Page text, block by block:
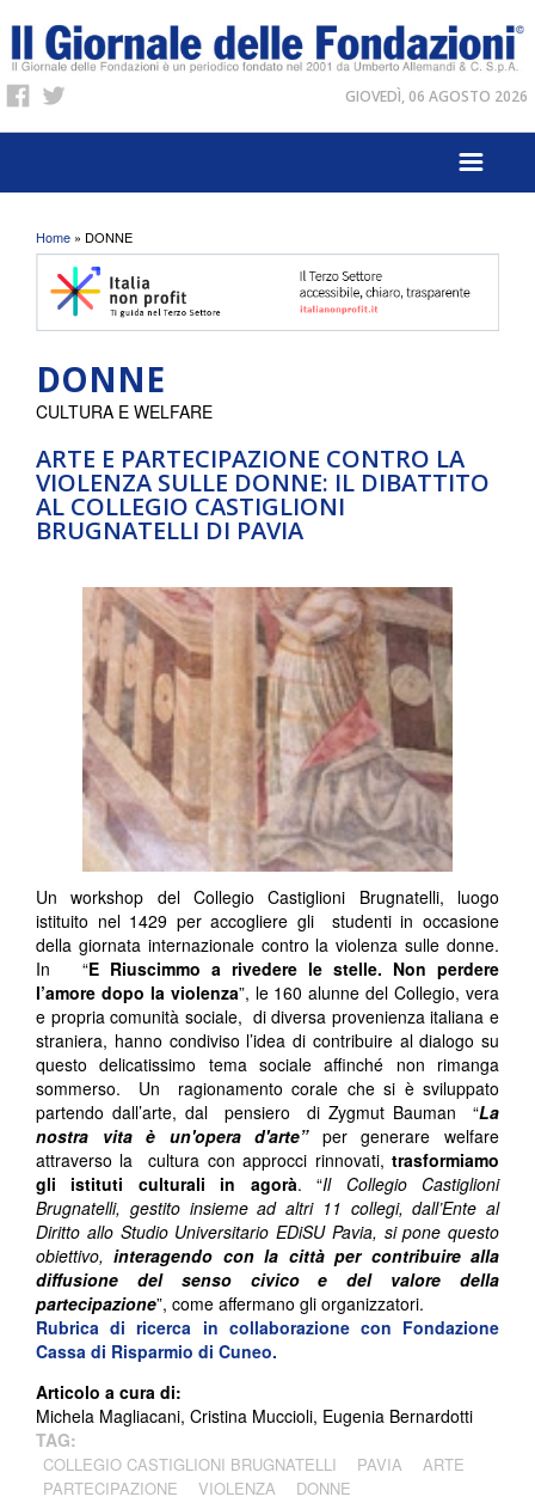
GIOVEDÌ, 06 AGOSTO 2026
Tu sei qui
Home » DONNE
DONNE
ARTE E PARTECIPAZIONE CONTRO LA
VIOLENZA SULLE DONNE: IL DIBATTITO
AL COLLEGIO CASTIGLIONI
BRUGNATELLI DI PAVIA
CULTURA E WELFARE
Un workshop del Collegio Castiglioni Brugnatelli, luogo
istituito nel 1429 per accogliere gli studenti in occasione
della giornata internazionale contro la violenza sulle donne.
In “E Riuscimmo a rivedere le stelle. Non perdere
l’amore dopo la violenza”, le 160 alunne del Collegio, vera
e propria comunità sociale, di diversa provenienza italiana e
straniera, hanno condiviso l’idea di contribuire al dialogo su
questo delicatissimo tema sociale affinché non rimanga
sommerso. Un ragionamento corale che si è sviluppato
partendo dall’arte, dal pensiero di Zygmut Bauman “La
nostra vita è un'opera d'arte” per generare welfare
attraverso la cultura con approcci rinnovati, trasformiamo
gli istituti culturali in agorà. “Il Collegio Castiglioni
Brugnatelli, gestito insieme ad altri 11 collegi, dall’Ente al
Diritto allo Studio Universitario EDiSU Pavia, si pone questo
obiettivo,interagendo con la città per contribuire alla
diffusione del senso civico e del valore della
partecipazione”, come affermano gli organizzatori.
Rubrica di ricerca in collaborazione con Fondazione
Cassa di Risparmio di Cuneo.
Articolo a cura di:
Michela Magliacani, Cristina Muccioli, Eugenia Bernardotti
TAG:
COLLEGIO CASTIGLIONI BRUGNATELLI PAVIA
ARTE
PARTECIPAZIONE
VIOLENZA DONNE